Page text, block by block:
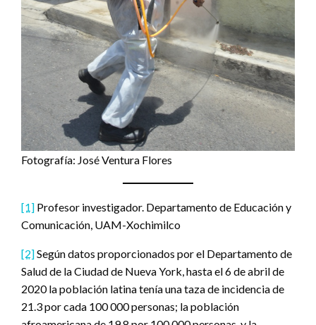
Fotografía: José Ventura Flores
[1] Profesor investigador. Departamento de Educación y
Comunicación, UAM-Xochimilco
[2]Según datos proporcionados por el Departamento de
Salud de la Ciudad de Nueva York, hasta el 6 de abril de
2020 la población latina tenía una taza de incidencia de
21.3 por cada 100 000 personas; la población